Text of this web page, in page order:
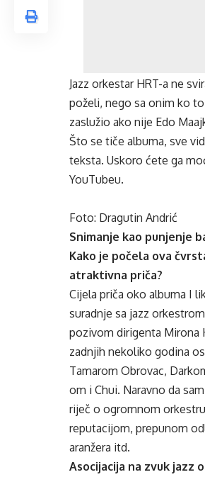
Jazz orkestar HRT-a ne
poželi, nego sa onim ko
zaslužio ako nije Edo
Što se tiče albuma, sve
teksta. Uskoro ćete ga
YouTubeu.
Foto: Dragutin Andrić
Snimanje kao punjenje
Kako je počela ova
atraktivna priča?
Cijela priča oko albuma I
suradnje sa jazz
pozivom dirigenta Mirona
zadnjih nekoliko godina
Tamarom Obrovac,
om i Chui. Naravno da
riječ o ogromnom
reputacijom, prepunom
aranžera itd.
Asocijacija na zvuk jazz